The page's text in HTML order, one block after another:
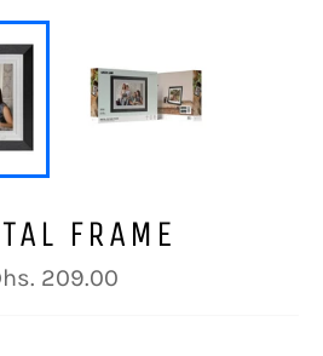
FRAME
209.00